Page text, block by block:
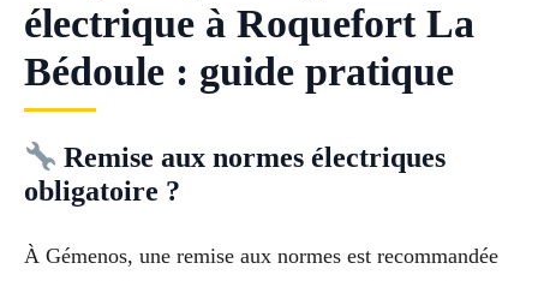
électrique à Roquefort La
Bédoule : guide pratique
Remise aux normes électriques
obligatoire ?
À Gémenos, une remise aux normes est recommandée